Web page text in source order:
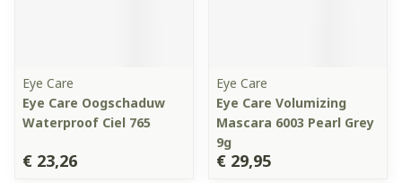
Eye Care
Eye Care Oogschaduw
Waterproof Ciel 765
€ 23,26
Eye Care
Eye Care Volumizing
Mascara 6003 Pearl Grey
9g
€ 29,95